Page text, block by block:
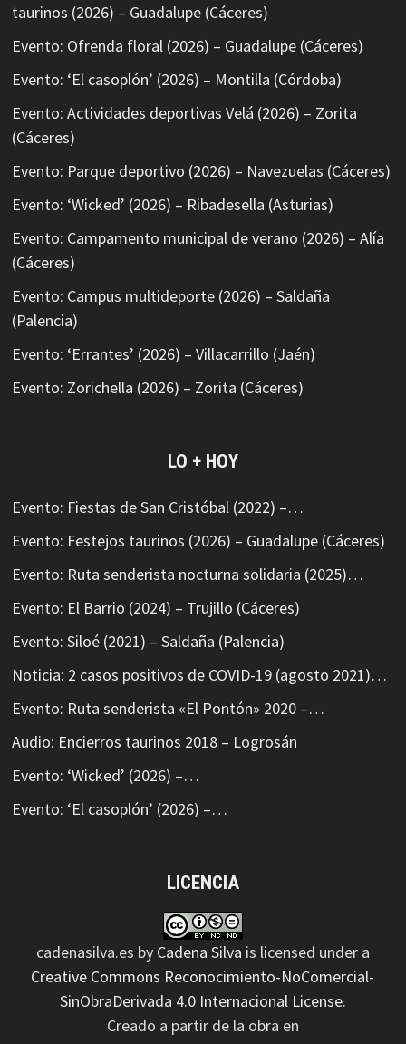
taurinos (2026) – Guadalupe (Cáceres)
Evento: Ofrenda floral (2026) – Guadalupe (Cáceres)
Evento: ‘El casoplón’ (2026) – Montilla (Córdoba)
Evento: Actividades deportivas Velá (2026) – Zorita
(Cáceres)
Evento: Parque deportivo (2026) – Navezuelas (Cáceres)
Evento: ‘Wicked’ (2026) – Ribadesella (Asturias)
Evento: Campamento municipal de verano (2026) – Alía
(Cáceres)
Evento: Campus multideporte (2026) – Saldaña
(Palencia)
Evento: ‘Errantes’ (2026) – Villacarrillo (Jaén)
Evento: Zorichella (2026) – Zorita (Cáceres)
LO + HOY
Evento: Fiestas de San Cristóbal (2022) –…
Evento: Festejos taurinos (2026) – Guadalupe (Cáceres)
Evento: Ruta senderista nocturna solidaria (2025)…
Evento: El Barrio (2024) – Trujillo (Cáceres)
Evento: Siloé (2021) – Saldaña (Palencia)
Noticia: 2 casos positivos de COVID-19 (agosto 2021)…
Evento: Ruta senderista «El Pontón» 2020 –…
Audio: Encierros taurinos 2018 – Logrosán
Evento: ‘Wicked’ (2026) –…
Evento: ‘El casoplón’ (2026) –…
LICENCIA
cadenasilva.es by Cadena Silva is licensed under a
Creative Commons Reconocimiento-NoComercial-
SinObraDerivada 4.0 Internacional License.
Creado a partir de la obra en